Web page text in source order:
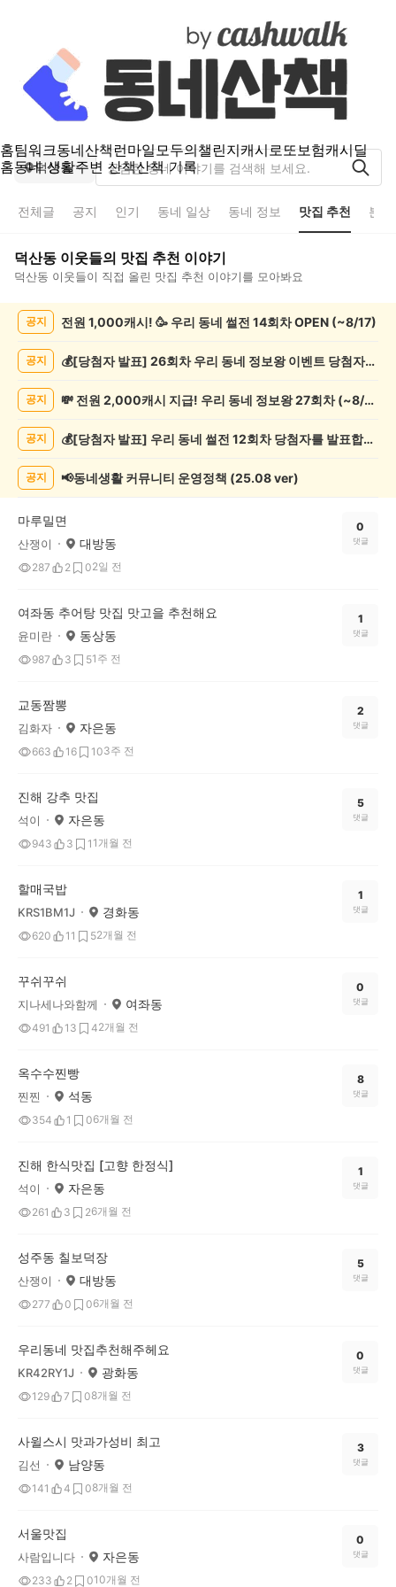
홈팀워크동네산책런마일모두의챌린지캐시로또보험캐시딜
홈동네 생활주변 산책산책 기록
덕산동
전체글 공지 인기 동네 일상 동네 정보 맛집 추천 분
덕산동 이웃들의 맛집 추천 이야기
덕산동 이웃들이 직접 올린 맛집 추천 이야기를 모아봐요
록
공지 전원 1,000캐시! 🥳 우리 동네 썰전 14회차 OPEN (~8/17)
공지 💰[당첨자 발표] 26회차 우리 동네 정보왕 이벤트 당첨자를 발표합니다!
공지 💸 전원 2,000캐시 지급! 우리 동네 정보왕 27회차 (~8/10)
공지 💰[당첨자 발표] 우리 동네 썰전 12회차 당첨자를 발표합니다!
공지 📢동네생활 커뮤니티 운영정책 (25.08 ver)
마루밀면
산쟁이 대방동
287 2 02일 전
0
댓글
여좌동 추어탕 맛집 맛고을 추천해요
윤미란 동상동
987 3 51주 전
1
댓글
교동짬뽕
김화자 자은동
663 16 103주 전
2
댓글
진해 강추 맛집
석이 자은동
943 3 1 1개월 전
5
댓글
할매국밥
KRS1BM1J 경화동
620 11 52개월 전
1
댓글
꾸쉬꾸쉬
지나세나와함께 여좌동
491 13 42개월 전
0
댓글
옥수수찐빵
찐찐 석동
354 1 06개월 전
8
댓글
진해 한식맛집 [고향 한정식]
석이 자은동
261 3 26개월 전
1
댓글
성주동 칠보덕장
산쟁이 대방동
277 0 06개월 전
5
댓글
우리동네 맛집추천해주헤요
KR42RY1J 광화동
129 7 08개월 전
0
댓글
사윌스시 맛과가성비 최고
김선 남양동
141 4 08개월 전
3
댓글
서울맛집
사람입니다 자은동
233 2 010개월 전
0
댓글